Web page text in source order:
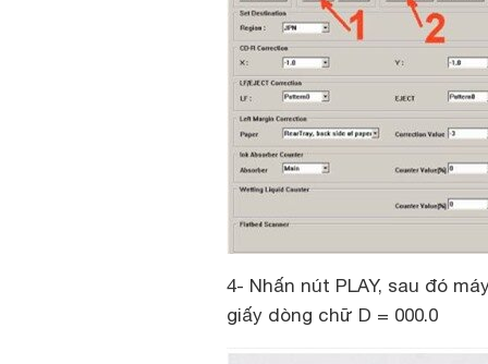
4- Nhấn nút PLAY, sau đó
giấy dòng chữ D = 000.0